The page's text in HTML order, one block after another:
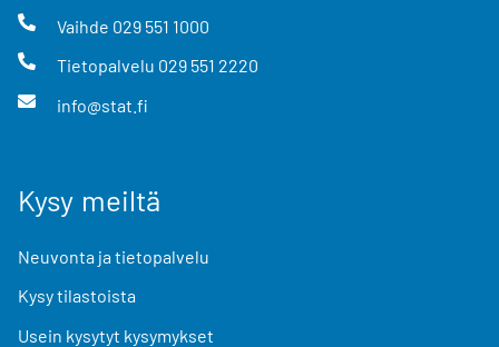
Vaihde 029 551 1000
Tietopalvelu 029 551 2220
info@stat.fi
Kysy meiltä
Neuvonta ja tietopalvelu
Kysy tilastoista
Usein kysytyt kysymykset